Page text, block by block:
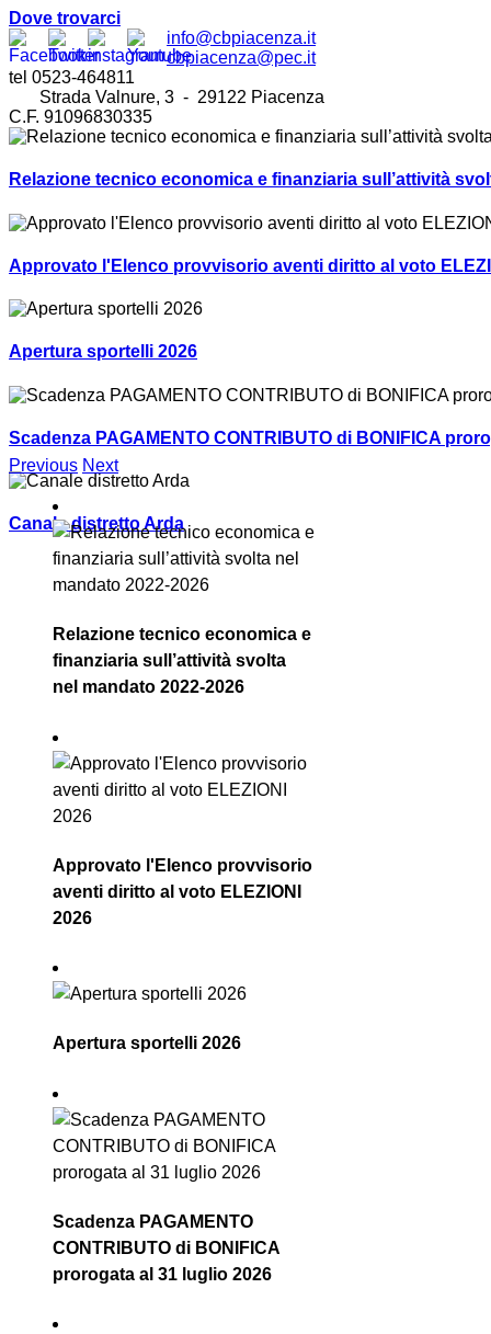
Dove trovarci
info@cbpiacenza.it
cbpiacenza@pec.it
tel 0523-464811
Strada Valnure, 3 - 29122 Piacenza
C.F. 91096830335
Relazione tecnico economica e finanziaria sull’attività
Approvato l'Elenco provvisorio aventi diritto al voto
Apertura sportelli 2026
Scadenza PAGAMENTO CONTRIBUTO di BONIFICA
Canale distretto Arda
Previous Next
Relazione tecnico economica e
finanziaria sull’attività svolta
nel mandato 2022-2026
Approvato l'Elenco provvisorio
aventi diritto al voto ELEZIONI
2026
Apertura sportelli 2026
Scadenza PAGAMENTO
CONTRIBUTO di BONIFICA
prorogata al 31 luglio 2026